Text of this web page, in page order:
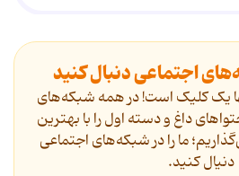
اجتماعی دنبال کنید
یک کلیک است! در همه شبکه‌های
داغ و دسته اول را با بهترین
ما را در شبکه‌های اجتماعی
دنیال کنید.